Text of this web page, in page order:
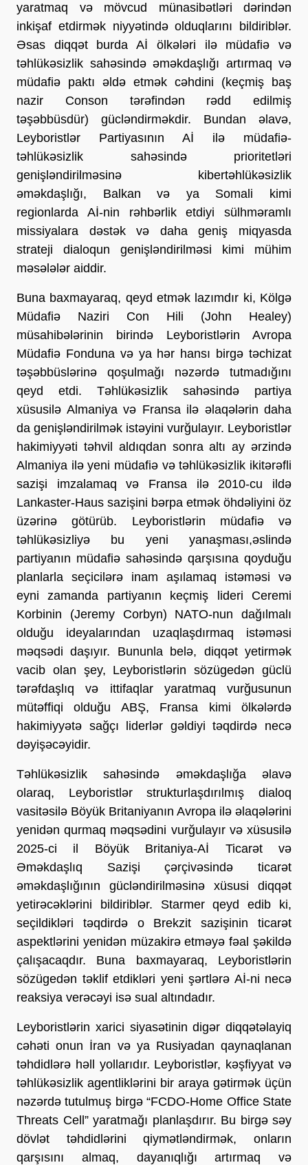
yaratmaq və mövcud münasibətləri dərindən
inkişaf etdirmək niyyətində olduqlarını bildiriblər.
Əsas diqqət burda Aİ ölkələri ilə müdafiə və
təhlükəsizlik sahəsində əməkdaşlığı artırmaq və
müdafiə paktı əldə etmək cəhdini (keçmiş baş
nazir Conson tərəfindən rədd edilmiş
təşəbbüsdür) gücləndirməkdir. Bundan əlavə,
Leyboristlər Partiyasının Aİ ilə müdafiə-
təhlükəsizlik sahəsində prioritetləri
genişləndirilməsinə kibertəhlükəsizlik
əməkdaşlığı, Balkan və ya Somali kimi
regionlarda Aİ-nin rəhbərlik etdiyi sülhməramlı
missiyalara dəstək və daha geniş miqyasda
strateji dialoqun genişləndirilməsi kimi mühim
məsələlər aiddir.
Buna baxmayaraq, qeyd etmək lazımdır ki, Kölgə
Müdafiə Naziri Con Hili (John Healey)
müsahibələrinin birində Leyboristlərin Avropa
Müdafiə Fonduna və ya hər hansı birgə təchizat
təşəbbüslərinə qoşulmağı nəzərdə tutmadığını
qeyd etdi. Təhlükəsizlik sahəsində partiya
xüsusilə Almaniya və Fransa ilə əlaqələrin daha
da genişləndirilmək istəyini vurğulayır. Leyboristlər
hakimiyyəti təhvil aldıqdan sonra altı ay ərzində
Almaniya ilə yeni müdafiə və təhlükəsizlik ikitərəfli
sazişi imzalamaq və Fransa ilə 2010-cu ildə
Lankaster-Haus sazişini bərpa etmək öhdəliyini öz
üzərinə götürüb. Leyboristlərin müdafiə və
təhlükəsizliyə bu yeni yanaşması,əslində
partiyanın müdafiə sahəsində qarşısına qoyduğu
planlarla seçicilərə inam aşılamaq istəməsi və
eyni zamanda partiyanın keçmiş lideri Ceremi
Korbinin (Jeremy Corbyn) NATO-nun dağılmalı
olduğu ideyalarından uzaqlaşdırmaq istəməsi
məqsədi daşıyır. Bununla belə, diqqət yetirmək
vacib olan şey, Leyboristlərin sözügedən güclü
tərəfdaşlıq və ittifaqlar yaratmaq vurğusunun
mütəffiqi olduğu ABŞ, Fransa kimi ölkələrdə
hakimiyyətə sağçı liderlər gəldiyi təqdirdə necə
dəyişəcəyidir.
Təhlükəsizlik sahəsində əməkdaşlığa əlavə
olaraq, Leyboristlər strukturlaşdırılmış dialoq
vasitəsilə Böyük Britaniyanın Avropa ilə əlaqələrini
yenidən qurmaq məqsədini vurğulayır və xüsusilə
2025-ci il Böyük Britaniya-Aİ Ticarət və
Əməkdaşlıq Sazişi çərçivəsində ticarət
əməkdaşlığının gücləndirilməsinə xüsusi diqqət
yetirəcəklərini bildiriblər. Starmer qeyd edib ki,
seçildikləri təqdirdə o Brekzit sazişinin ticarət
aspektlərini yenidən müzakirə etməyə fəal şəkildə
çalışacaqdır. Buna baxmayaraq, Leyboristlərin
sözügedən təklif etdikləri yeni şərtlərə Aİ-ni necə
reaksiya verəcəyi isə sual altındadır.
Leyboristlərin xarici siyasətinin digər diqqətəlayiq
cəhəti onun İran və ya Rusiyadan qaynaqlanan
təhdidlərə həll yollarıdır. Leyboristlər, kəşfiyyat və
təhlükəsizlik agentliklərini bir araya gətirmək üçün
nəzərdə tutulmuş birgə “FCDO-Home Office State
Threats Cell” yaratmağı planlaşdırır. Bu birgə səy
dövlət təhdidlərini qiymətləndirmək, onların
qarşısını almaq, dayanıqlığı artırmaq və